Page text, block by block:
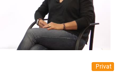
Privat